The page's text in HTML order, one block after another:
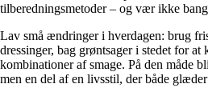
tilberedningsmetoder – og vær ikke
Lav små ændringer i hverdagen: brug
dressinger, bag grøntsager i stedet for
kombinationer af smage. På den måde
men en del af en livsstil, der både